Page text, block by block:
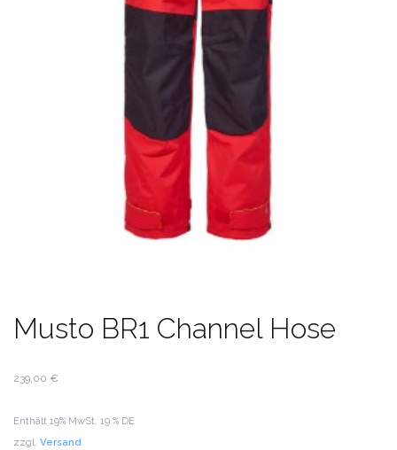
Musto BR1 Channel Hose
239,00 €
Enthält 19% MwSt. 19 % DE
zzgl. Versand